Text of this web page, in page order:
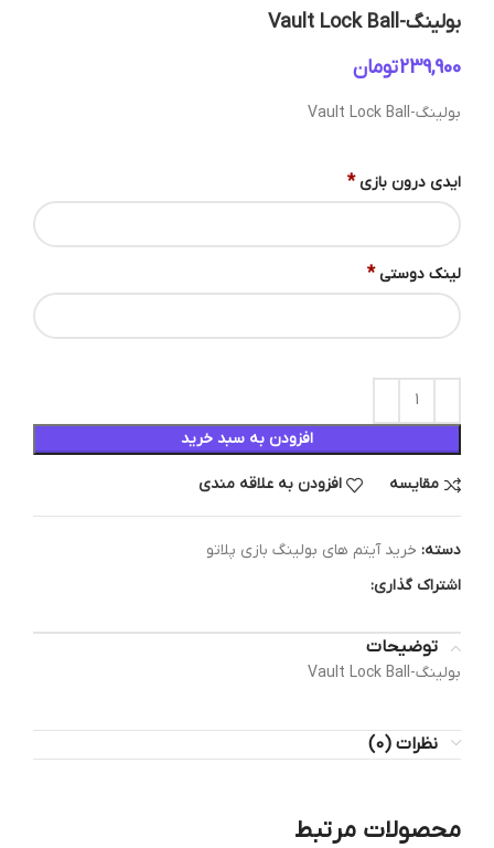
بولینگ-Vault Lock Ball
تومان
بولینگ-Vault Lock Ball
ایدی درون بازی *
لینک دوستی *
افزودن به سبد خرید
مقایسه افزودن به علاقه مندی
دسته: خرید آیتم های بولینگ بازی پلاتو
اشتراک گذاری:
توضیحات
بولینگ-Vault Lock Ball
نظرات (0)
محصولات مرتبط